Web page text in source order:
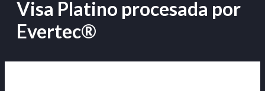
Visa Platino procesada por
Evertec®